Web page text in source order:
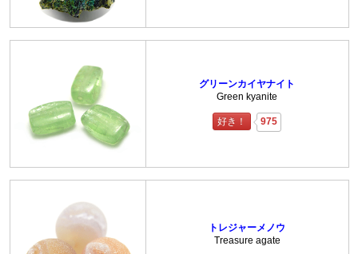
グリーンカイヤナイト
Green kyanite
好き！ 975
トレジャーメノウ
Treasure agate